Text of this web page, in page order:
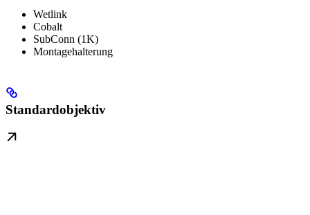
Wetlink
Cobalt
SubConn (1K)
Montagehalterung
Standardobjektiv